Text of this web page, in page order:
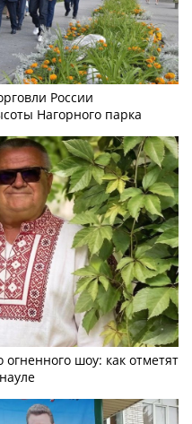
России
Нагорного парка
шоу: как отметят